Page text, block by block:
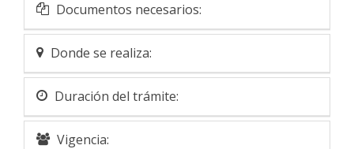
Documentos necesarios:
Donde se realiza:
Duración del trámite:
Vigencia: